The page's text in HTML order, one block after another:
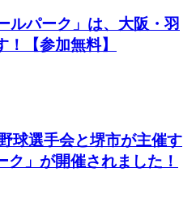
ルパーク」は、大阪・羽
【参加無料】
球選手会と堺市が主催す
ク」が開催されました！